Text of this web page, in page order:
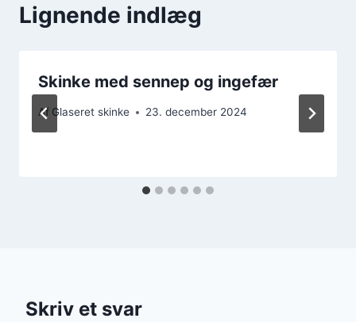
Lignende indlæg
Skinke med sennep og ingefær
Af Glaseret skinke 23. december 2024
Skriv et svar